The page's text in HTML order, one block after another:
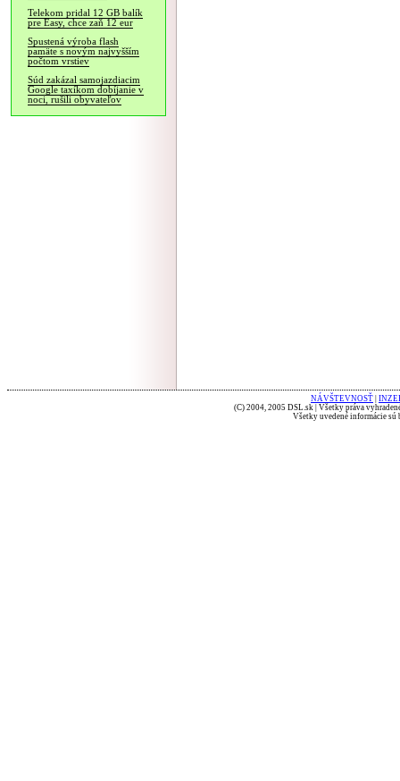
Telekom pridal 12 GB balík
pre Easy, chce zaň 12 eur
Spustená výroba flash
pamäte s novým najvyšším
počtom vrstiev
Súd zakázal samojazdiacim
Google taxíkom dobíjanie v
noci, rušili obyvateľov
NÁVŠTEVNOSŤ
(C) 2004, 2005 DSL.sk | Všetky práva
Všetky uvedené informácie sú